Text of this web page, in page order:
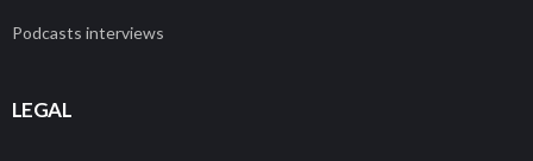
Podcasts interviews
LEGAL